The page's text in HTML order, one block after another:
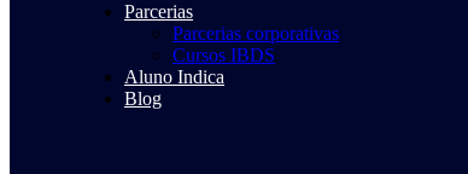
Parcerias
Parcerias corporativas
Cursos IBDS
Aluno Indica
Blog